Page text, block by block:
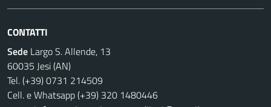
CONTATTI
Sede Largo S. Allende, 13
60035 Jesi (AN)
Tel. (+39) 0731 214509
Cell. e Whatsapp (+39) 320 1480446